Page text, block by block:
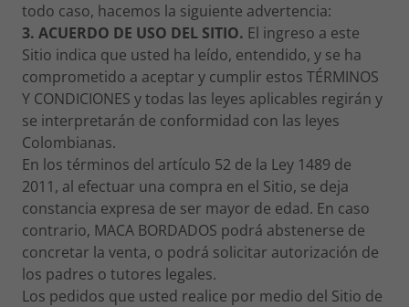
todo caso, hacemos la siguiente advertencia:
3. ACUERDO DE USO DEL SITIO. El ingreso a este
Sitio indica que usted ha leído, entendido, y se ha
comprometido a aceptar y cumplir estos TÉRMINOS
Y CONDICIONES y todas las leyes aplicables regirán y
se interpretarán de conformidad con las leyes
Colombianas.
En los términos del artículo 52 de la Ley 1489 de
2011, al efectuar una compra en el Sitio, se deja
constancia expresa de ser mayor de edad. En caso
contrario, MACA BORDADOS podrá abstenerse de
concretar la venta, o podrá solicitar autorización de
los padres o tutores legales.
Los pedidos que usted realice por medio del Sitio de